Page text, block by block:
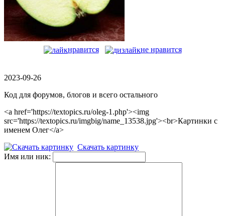
нравится не нравится
2023-09-26
Код для форумов, блогов и всего остального
<a href='https://textopics.ru/oleg-1.php'><img
src='https://textopics.ru/imgbig/name_13538.jpg'><br>Картинки с
именем Олег</a>
Скачать картинку
Имя или ник: